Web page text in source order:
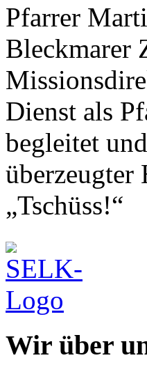
Pfarrer
Bleckmarer
Dienst als
begleitet
überzeugter
„Tschüss!“
Wir über